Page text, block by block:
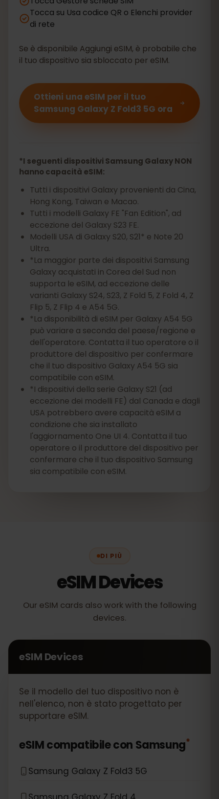
Tocca su Usa codice QR o Elenchi provider
di rete
Se è disponibile Aggiungi eSIM, è probabile che
il tuo dispositivo sia sbloccato per eSIM.
Ottieni una eSIM per il tuo
Samsung Galaxy Z Fold3 5G ora
*I seguenti dispositivi Samsung Galaxy NON
hanno capacità eSIM:
Tutti i dispositivi Galaxy provenienti da Cina,
Hong Kong, Taiwan e Macao.
Tutti i modelli Galaxy FE "Fan Edition", ad
eccezione del Galaxy S23 FE.
Modelli USA di Galaxy S20, S21* e Note 20
Ultra.
*La maggior parte dei dispositivi Samsung
Galaxy acquistati in Corea del Sud non
supporta le eSIM, ad eccezione delle
varianti Galaxy S24, S23, Z Fold 5, Z Fold 4, Z
Flip 5, Z Flip 4 e A54 5G.
*La disponibilità di eSIM per Galaxy A54 5G
può variare a seconda del paese/regione e
dell'operatore. Contatta il tuo operatore o il
produttore del dispositivo per confermare
che il tuo dispositivo Galaxy A54 5G sia
compatibile con eSIM.
*I dispositivi della serie Galaxy S21 (ad
eccezione dei modelli FE) dal Canada e dagli
USA potrebbero avere capacità eSIM a
condizione che sia installato
l'aggiornamento One UI 4. Contatta il tuo
operatore o il produttore del dispositivo per
confermare che il tuo dispositivo Samsung
sia compatibile con eSIM.
DI PIÙ
eSIM Devices
Our eSIM cards also work with the following
devices.
eSIM Devices
Se il modello del tuo dispositivo non è
nell'elenco, non è stato progettato per
supportare eSIM.
eSIM compatibile con Samsung*
Samsung Galaxy Z Fold3 5G